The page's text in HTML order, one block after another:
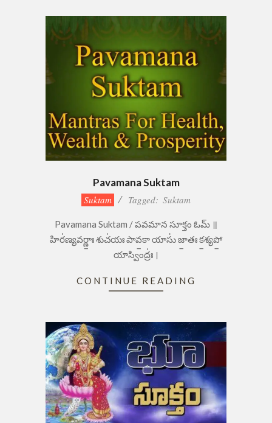
Pavamana Suktam
05
Suktam Tagged: Suktam
Pavamana Suktam / పవమాన సూక్తం ఓమ్ ॥
హిర॑ణ్యవర్ణాః॒ శుచ॑యః పావ॒కా యాసు॑ జా॒తః క॒శ్యపో॒
యాస్వింద్రః॑ ।
CONTINUE READING